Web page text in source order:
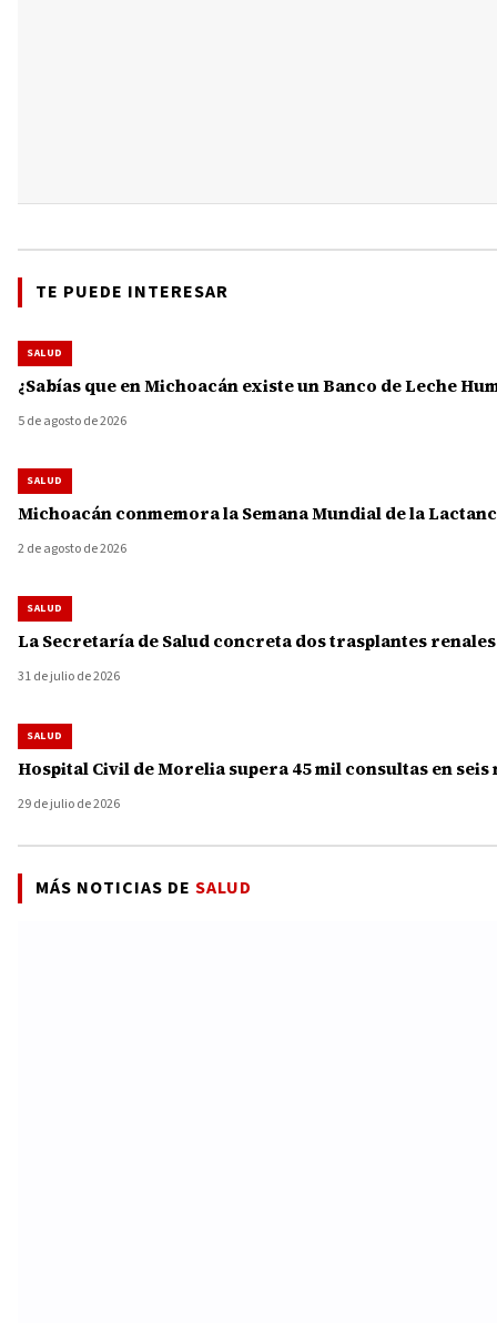
TE PUEDE INTERESAR
SALUD
¿Sabías que en Michoacán existe un Banco de Leche
5 de agosto de 2026
SALUD
Michoacán conmemora la Semana Mundial de la
2 de agosto de 2026
SALUD
La Secretaría de Salud concreta dos trasplantes
31 de julio de 2026
SALUD
Hospital Civil de Morelia supera 45 mil consultas en
29 de julio de 2026
MÁS NOTICIAS DE SALUD